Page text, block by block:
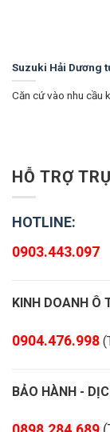
Suzuki Hải Dương
Căn cứ vào nhu cầu
HỖ TRỢ
HOTLINE:
0903.443.097
KINH DOANH Ô
0904.476.998
BẢO HÀNH -